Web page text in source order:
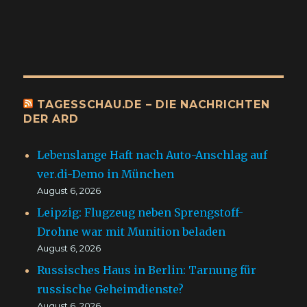
TAGESSCHAU.DE – DIE NACHRICHTEN
DER ARD
Lebenslange Haft nach Auto-Anschlag auf
ver.di-Demo in München
August 6, 2026
Leipzig: Flugzeug neben Sprengstoff-
Drohne war mit Munition beladen
August 6, 2026
Russisches Haus in Berlin: Tarnung für
russische Geheimdienste?